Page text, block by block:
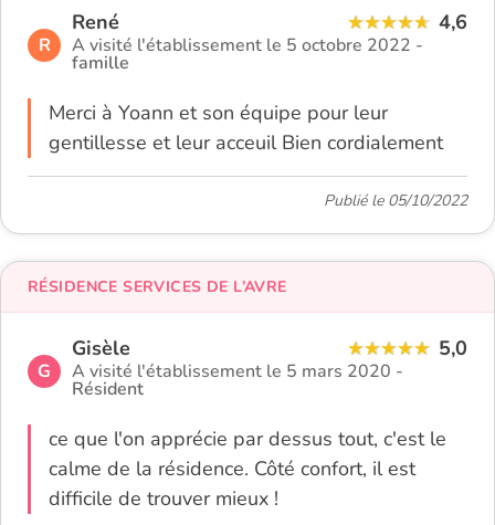
R
René 4,6
A visité l'établissement le 5 octobre 2022 -
famille
Merci à Yoann et son équipe pour leur
gentillesse et leur acceuil Bien cordialement
Publié le 05/10/2022
G
Gisèle 5,0
A visité l'établissement le 5 mars 2020 -
Résident
ce que l'on apprécie par dessus tout, c'est le
calme de la résidence. Côté confort, il est
difficile de trouver mieux !
RÉSIDENCE SERVICES DE L’AVRE